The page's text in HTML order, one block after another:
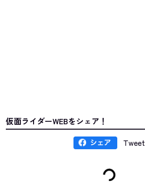
仮面ライダーWEBをシェア！
Tweet